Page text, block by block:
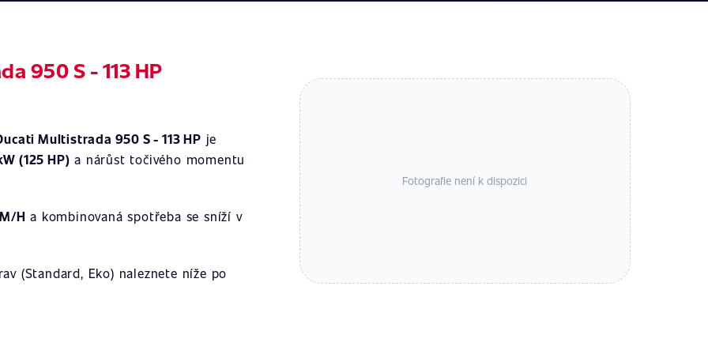
950 S - 113 HP
Multistrada 950 S - 113 HP je
(125 HP) a nárůst točivého momentu
H a kombinovaná spotřeba se sníží v
(Standard, Eko) naleznete níže po
Fotografie není k dispozici